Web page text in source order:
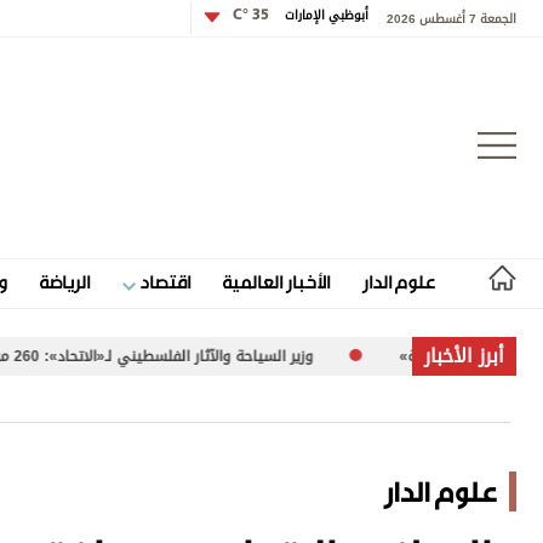
الجمعة 7 أغسطس 2026 أبوظبي الإمارات 35 °C
علوم الدار الأخبار العالمية اقتصاد الرياضة
علوم الدار
الرياضة
أبرز الأخبار
وزير السياحة والآثار الفلسطيني لـ«الاتحاد»: 260 موقعاً أثرياً في غزة تعرضت للضرر
علوم الدار